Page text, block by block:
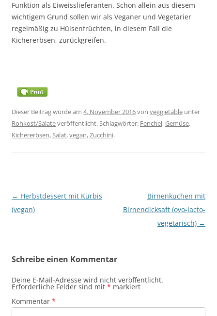
Funktion als Eiweisslieferanten. Schon allein aus diesem
wichtigem Grund sollen wir als Veganer und Vegetarier
regelmäßig zu Hülsenfrüchten, in diesem Fall die
Kichererbsen, zurückgreifen.
Dieser Beitrag wurde am 4. November 2016von veggietable unter
Rohkost/Salateveröffentlicht. Schlagwörter: Fenchel,Gemüse,
Kichererbsen,Salat,vegan,Zucchini.
Beitragsnavigation
← Herbstdessert mit Kürbis
(vegan)
Birnenkuchen mit
Birnendicksaft (ovo-lacto-
vegetarisch) →
Schreibe einen Kommentar
Deine E-Mail-Adresse wird nicht veröffentlicht.
Erforderliche Felder sind mit * markiert
Kommentar *